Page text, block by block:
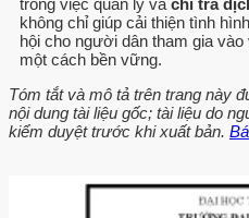
không chỉ giúp cải thiện tình hình
hội cho người dân tham gia
một cách bền vững.
Tóm tắt và mô tả trên trang này
nội dung tài liệu gốc; tài liệu do
kiểm duyệt trước khi xuất bản.